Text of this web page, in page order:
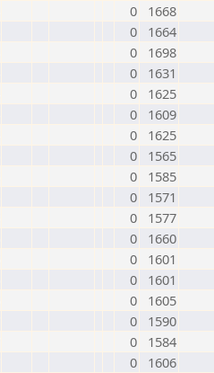
0
1668
0
1664
0
1698
0
1631
0
1625
0
1609
0
1625
0
1565
0
1585
0
1571
0
1577
0
1660
0
1601
0
1601
0
1605
0
1590
0
1584
0
1606